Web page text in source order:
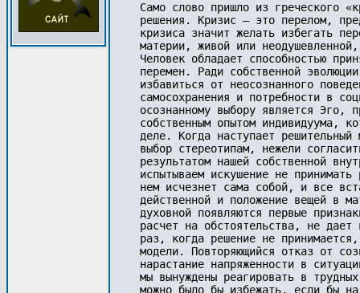
Само слово пришло из греческого
решения. Кризис — это перелом,
кризиса значит желать избегать
материи, живой или
Человек обладает способностью
перемен. Ради собственной
избавиться от неосознанного
самосохранения и потребности в
осознанному выбору является Эго,
собственным опытом индивидуума,
деле. Когда наступает
выбор стереотипам, нежели
результатом нашей собственной
испытываем искушение не
нем исчезнет сама собой, и все
действенной и положение вещей в
духовной появляются первые
расчет на обстоятельства, не
раз, когда решение не
модели. Повторяющийся отказ от
нарастание напряженности в
мы вынуждены реагировать в
можно было бы избежать, если бы